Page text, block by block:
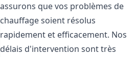
assurons que vos problèmes de
chauffage soient résolus
rapidement et efficacement. Nos
délais d'intervention sont très